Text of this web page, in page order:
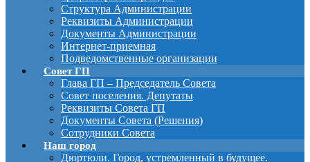
Структура Администрации
Реквизиты Администрации
Документы Администрации
Интернет-приемная
Подведомственные организации
Совет ГП
Глава ГП – Председатель Совета
Совет поселения. Депутаты
Реквизиты Совета ГП
Документы Совета (Решения)
Сотрудники Совета
Наш город
Дюртюли. Город, устремленный в будущее.